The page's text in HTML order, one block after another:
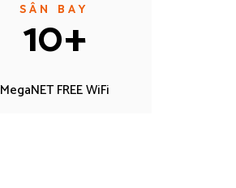
SÂN BAY
10+
MegaNET FREE WiFi